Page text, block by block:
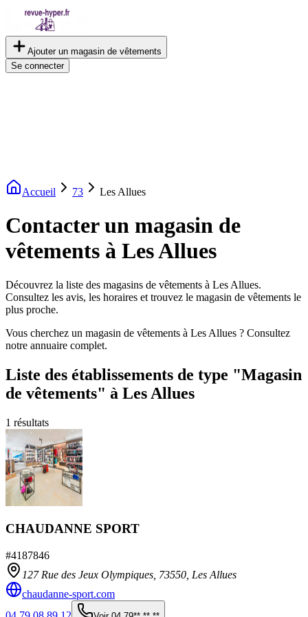
Ajouter un magasin de vêtements
Se connecter
Accueil 73 Les Allues
Contacter un magasin de
vêtements à Les Allues
Découvrez la liste des magasins de vêtements à Les Allues.
Consultez les avis, les horaires et trouvez le magasin de vêtements le
plus proche.
Vous cherchez un magasin de vêtements à Les Allues ? Consultez
notre annuaire complet.
Liste des établissements de type "Magasin
de vêtements" à Les Allues
1 résultats
CHAUDANNE SPORT
#4187846
127 Rue des Jeux Olympiques, 73550 Les Allues
chaudanne-sport.com